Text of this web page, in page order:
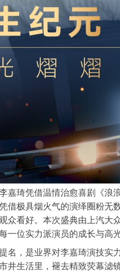
嘉琦凭借温情治愈喜剧《浪
借极具烟火气的演绎圈粉无
众看好。本次盛典由上汽大
一位实力派演员的成长与高光
名，是业界对李嘉琦演技实
井生活里，褪去精致荧幕滤